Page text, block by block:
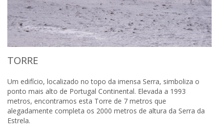
TORRE
Um edifício, localizado no topo da imensa Serra, simboliza o
ponto mais alto de Portugal Continental. Elevada a 1993
metros, encontramos esta Torre de 7 metros que
alegadamente completa os 2000 metros de altura da Serra da
Estrela.